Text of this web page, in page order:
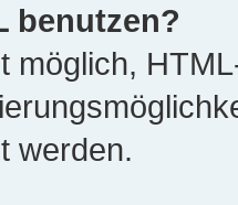
benutzen?
möglich,
werden.